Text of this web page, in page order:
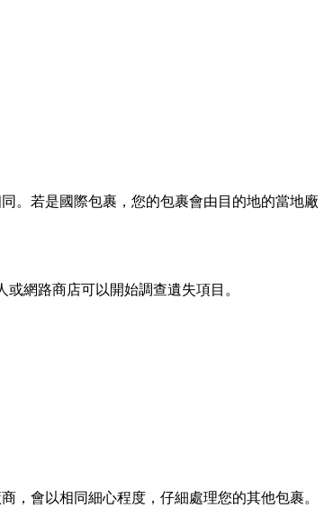
。若是國際包裹，您的包裹會由目的地的當地廠
網路商店可以開始調查遺失項目。
，會以相同細心程度，仔細處理您的其他包裹。